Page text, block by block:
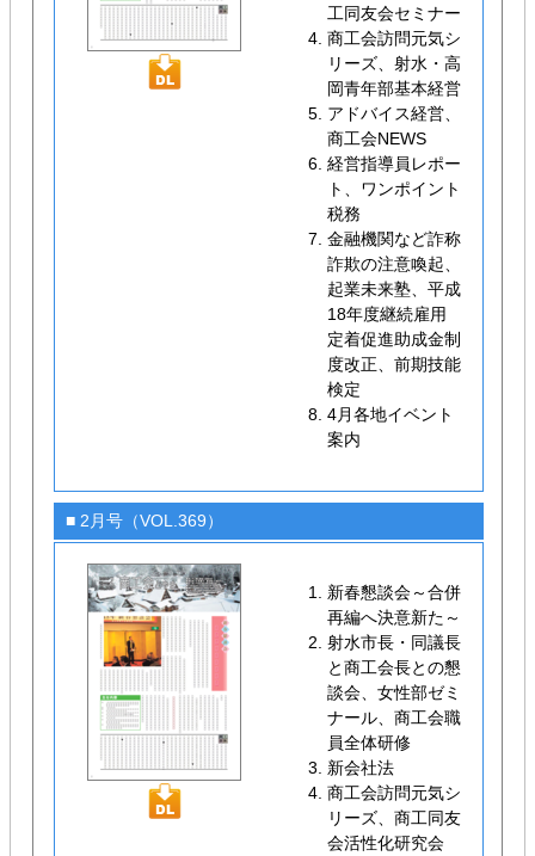
工同友会セミナー
商工会訪問元気シ
リーズ、射水・高
岡青年部基本経営
アドバイス経営、
商工会NEWS
経営指導員レポー
ト、ワンポイント
税務
金融機関など詐称
詐欺の注意喚起、
起業未来塾、平成
18年度継続雇用
定着促進助成金制
度改正、前期技能
検定
4月各地イベント
案内
■ 2月号（VOL.369）
新春懇談会～合併
再編へ決意新た～
射水市長・同議長
と商工会長との懇
談会、女性部ゼミ
ナール、商工会職
員全体研修
新会社法
商工会訪問元気シ
リーズ、商工同友
会活性化研究会